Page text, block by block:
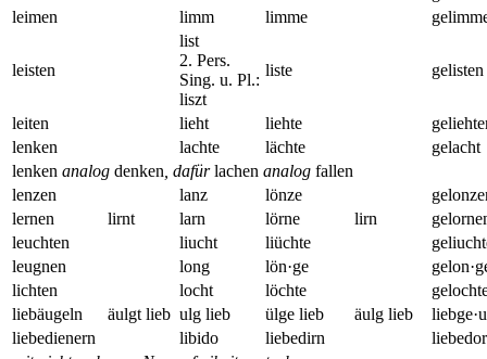
leimen
limm limme
leisten
list
2. Pers.
Sing. u. Pl.:
liszt
liste gelisten
leiten lieht liehte
lenken
lachte lächte
gelacht
lenken analog denken , dafürlachen analog fallen
lenzen
lanz lönze
lernen
lirnt larn lörne lirn
leuchten
liucht liüchte
leugnen
long lön·ge
lichten
locht löchte
liebäugeln
äulgt lieb ulg lieb ülge lieb äulg lieb
liebedienern
libido liebedirn